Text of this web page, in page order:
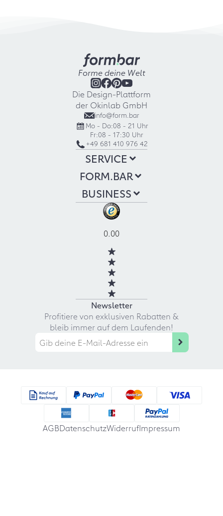
Forme deine Welt
Die Design-Plattform
der Okinlab GmbH
info@form.bar
Mo - Do:08 - 21 Uhr
Fr:08 - 17:30 Uhr
+49 681 410 976 42
SERVICE
FORM.BAR
BUSINESS
0.00
Newsletter
Profitiere von exklusiven Rabatten &
bleib immer auf dem Laufenden!
AGBDatenschutzWiderrufImpressum